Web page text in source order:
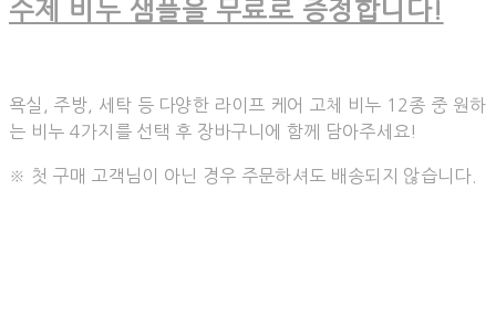
수제 비누 샘플을 무료로 증정합니다!
욕실, 주방, 세탁 등 다양한 라이프 케어 고체 비누 12종 중 원하
는 비누 4가지를 선택 후 장바구니에 함께 담아주세요!
※ 첫 구매 고객님이 아닌 경우 주문하셔도 배송되지 않습니다.